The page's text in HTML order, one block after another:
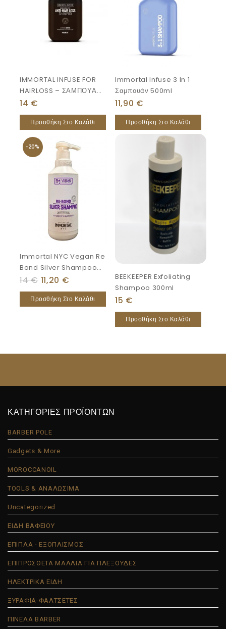
IMMORTAL INFUSE FOR
HAIRLOSS – ΣΑΜΠΟΥΑΝ
ΚΑΤΑ ΤΗΣ ΤΡΙΧΟΠΤΩΣΗΣ
14 €
Προσθήκη Στο Καλάθι
Immortal Infuse 3 In 1
Σαμπουάν 500ml
11,90 €
Προσθήκη Στο Καλάθι
-20%
Immortal NYC Vegan Re
Bond Silver Shampoo
500ml
14€ 11,20 €
Προσθήκη Στο Καλάθι
BEEKEEPER Exfoliating
Shampoo 300ml
15 €
Προσθήκη Στο Καλάθι
ΚΑΤΗΓΟΡΙΕΣ ΠΡΟΪΟΝΤΩΝ
BARBER POLE
Gadgets & More
MOROCCANOIL
TOOLS & ΑΝΑΛΩΣΙΜΑ
Uncategorized
ΕΙΔΗ ΒΑΦΕΙΟΥ
ΕΠΙΠΛΑ - ΕΞΟΠΛΙΣΜΟΣ
ΕΠΙΠΡΟΣΘΕΤΑ ΜΑΛΛΙΑ ΓΙΑ ΠΛΕΞΟΥΔΕΣ
ΗΛΕΚΤΡΙΚΑ ΕΙΔΗ
ΞΥΡΑΦΙΑ-ΦΑΛΤΣΕΤΕΣ
ΠΙΝΕΛΑ BARBER